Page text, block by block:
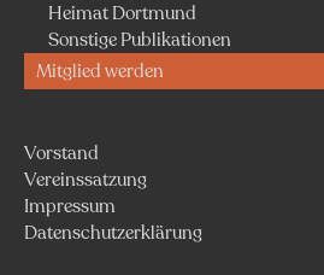
Heimat Dortmund
Sonstige Publikationen
Mitglied werden
Vorstand
Vereinssatzung
Impressum
Datenschutzerklärung